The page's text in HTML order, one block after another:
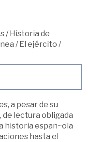
/ Historia de
/ El ejército /
a pesar de su
lectura obligada
historia espan~ola
hasta el